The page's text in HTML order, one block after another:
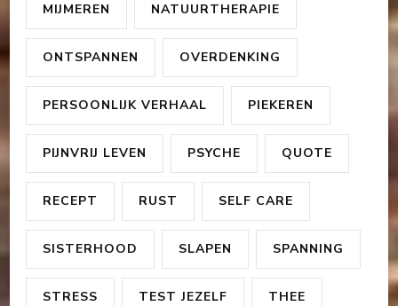
MIJMEREN NATUURTHERAPIE
ONTSPANNEN OVERDENKING
PERSOONLIJK VERHAAL PIEKEREN
PIJNVRIJ LEVEN PSYCHE QUOTE
RECEPT RUST SELF CARE
SISTERHOOD SLAPEN SPANNING
STRESS TEST JEZELF THEE